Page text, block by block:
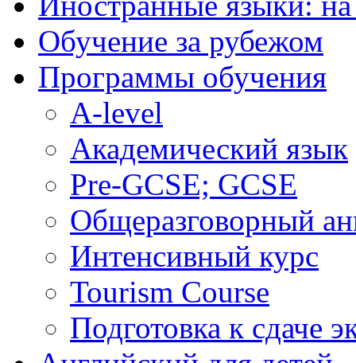
Обучение за рубежом
Программы обучения
A-level
Академический язык
Pre-GCSE; GCSE
Общеразговорный
Интенсивный курс
Tourism Course
Подготовка к сдаче